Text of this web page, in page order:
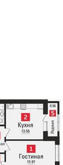
Да, удалить Отмена